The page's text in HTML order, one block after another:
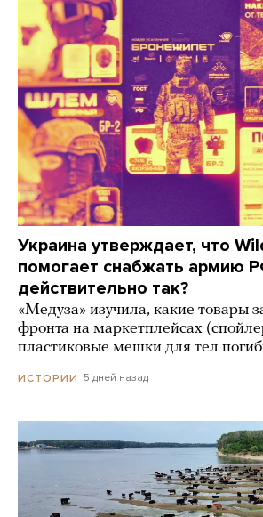
Украина утверждает, что
помогает снабжать армию
действительно так?
«Медуза» изучила, какие товары
фронта на маркетплейсах
пластиковые мешки для тел
ИСТОРИИ 5 дней назад